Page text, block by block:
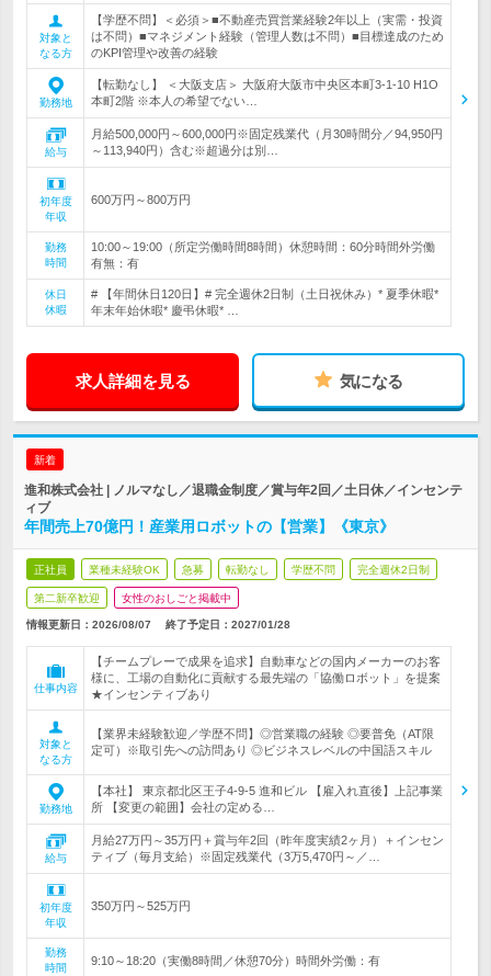
対象と
なる方
【学歴不問】＜必須＞■不動産売買営業経験2年以上（実需・投資
は不問）■マネジメント経験（管理人数は不問）■目標達成のため
のKPI管理や改善の経験
勤務地
【転勤なし】 ＜大阪支店＞ 大阪府大阪市中央区本町3-1-10 H1O
本町2階 ※本人の希望でない…
給与
月給500,000円～600,000円※固定残業代（月30時間分／94,950円
～113,940円）含む※超過分は別…
初年度
年収
600万円～800万円
勤務
時間
10:00～19:00（所定労働時間8時間）休憩時間：60分時間外労働
有無：有
休日
休暇
# 【年間休日120日】# 完全週休2日制（土日祝休み）* 夏季休暇*
年末年始休暇* 慶弔休暇* …
求人詳細を見る 気になる
新着
進和株式会社 | ノルマなし／退職金制度／賞与年2回／土日休／インセンテ
ィブ
年間売上70億円！産業用ロボットの【営業】《東京》
正社員 業種未経験OK 急募 転勤なし 学歴不問 完全週休2日制
第二新卒歓迎 女性のおしごと掲載中
情報更新日：2026/08/07 終了予定日： 2027/01/28
仕事内容
【チームプレーで成果を追求】自動車などの国内メーカーのお客
様に、工場の自動化に貢献する最先端の「協働ロボット」を提案
★インセンティブあり
対象と
なる方
【業界未経験歓迎／学歴不問】◎営業職の経験 ◎要普免（AT限
定可）※取引先への訪問あり ◎ビジネスレベルの中国語スキル
勤務地
【本社】 東京都北区王子4-9-5 進和ビル 【雇入れ直後】上記事業
所 【変更の範囲】会社の定める…
給与
月給27万円～35万円＋賞与年2回（昨年度実績2ヶ月）＋インセン
ティブ（毎月支給）※固定残業代（3万5,470円～／…
初年度
年収
350万円～525万円
勤務
時間
9:10～18:20（実働8時間／休憩70分）時間外労働：有